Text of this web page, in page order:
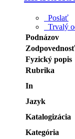
Poslať
Trvalý
Podnázov
Zodpovednosť
Fyzický popis
Rubrika
In
Jazyk
Katalogizácia
Kategória